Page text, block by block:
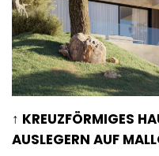
↑ KREUZFÖRMIGES
AUSLEGERN AUF